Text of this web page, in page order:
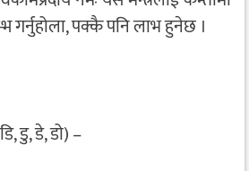
गर्नुहोला, पक्कै पनि लाभ हुनेछ ।
डु, डे, डो) –